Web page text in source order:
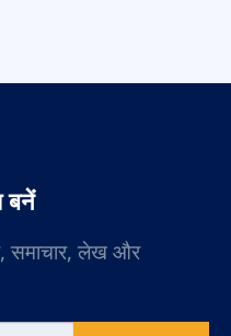
बनें
समाचार, लेख और